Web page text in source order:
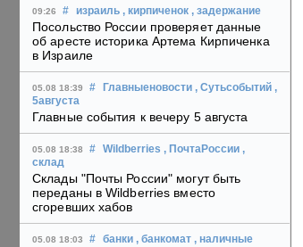
09:26 # израиль , кирпиченок , задержание
Посольство России проверяет данные
об аресте историка Артема Кирпиченка
в Израиле
05.08 18:39 # Главныеновости , Сутьсобытий ,
5августа
Главные события к вечеру 5 августа
05.08 18:38 # Wildberries , ПочтаРоссии ,
склад
Склады "Почты России" могут быть
переданы в Wildberries вместо
сгоревших хабов
05.08 18:03 # банки , банкомат , наличные